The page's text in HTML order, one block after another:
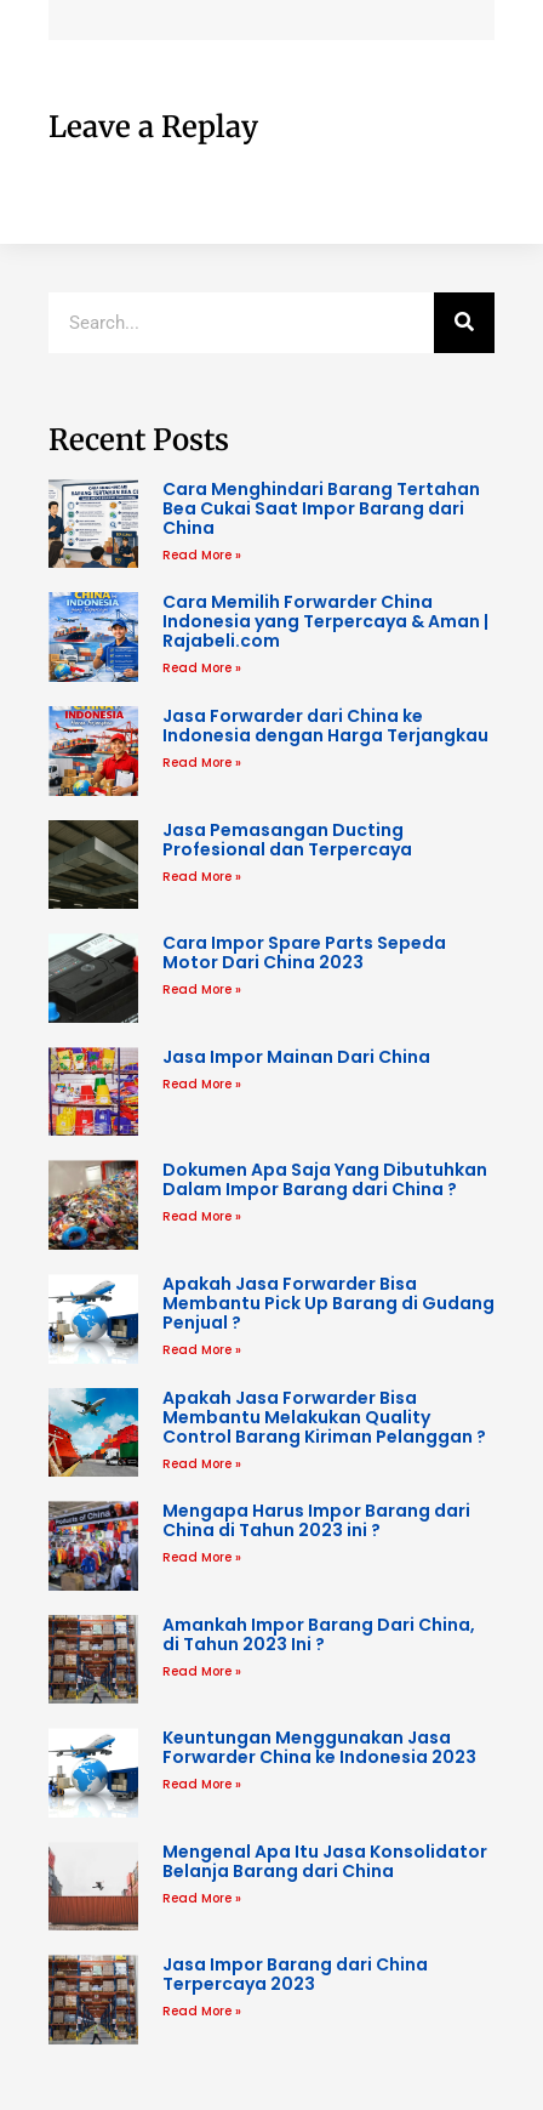
Leave a Replay
Recent Posts
Cara Menghindari Barang Tertahan
Bea Cukai Saat Impor Barang dari
China
Read More »
Cara Memilih Forwarder China
Indonesia yang Terpercaya & Aman |
Rajabeli.com
Read More »
Jasa Forwarder dari China ke
Indonesia dengan Harga Terjangkau
Read More »
Jasa Pemasangan Ducting
Profesional dan Terpercaya
Read More »
Cara Impor Spare Parts Sepeda
Motor Dari China 2023
Read More »
Jasa Impor Mainan Dari China
Read More »
Dokumen Apa Saja Yang Dibutuhkan
Dalam Impor Barang dari China ?
Read More »
Apakah Jasa Forwarder Bisa
Membantu Pick Up Barang di Gudang
Penjual ?
Read More »
Apakah Jasa Forwarder Bisa
Membantu Melakukan Quality
Control Barang Kiriman Pelanggan ?
Read More »
Mengapa Harus Impor Barang dari
China di Tahun 2023 ini ?
Read More »
Amankah Impor Barang Dari China,
di Tahun 2023 Ini ?
Read More »
Keuntungan Menggunakan Jasa
Forwarder China ke Indonesia 2023
Read More »
Mengenal Apa Itu Jasa Konsolidator
Belanja Barang dari China
Read More »
Jasa Impor Barang dari China
Terpercaya 2023
Read More »